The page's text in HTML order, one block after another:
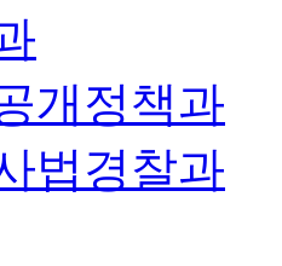
개정책과
법경찰과